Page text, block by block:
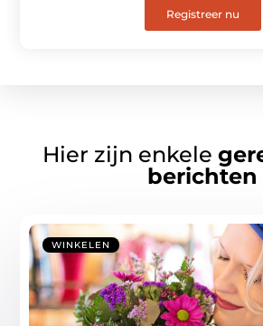
Registreer nu
Hier zijn enkele
berichten
WINKELEN